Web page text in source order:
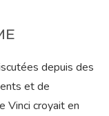
depuis des
et de
Vinci croyait en